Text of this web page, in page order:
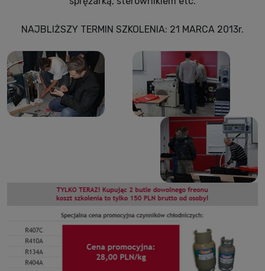
NAJBLIŻSZY TERMIN SZKOLENIA: 21 MARCA 2013r.